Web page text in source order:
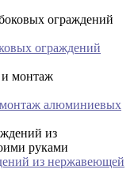
ограждений
алюминиевых
из нержавеющей